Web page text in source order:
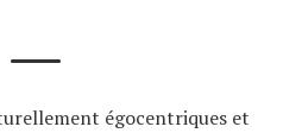
égocentriques et